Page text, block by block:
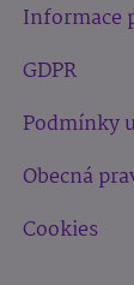
Informace
GDPR
Podmínky
Obecná
Cookies